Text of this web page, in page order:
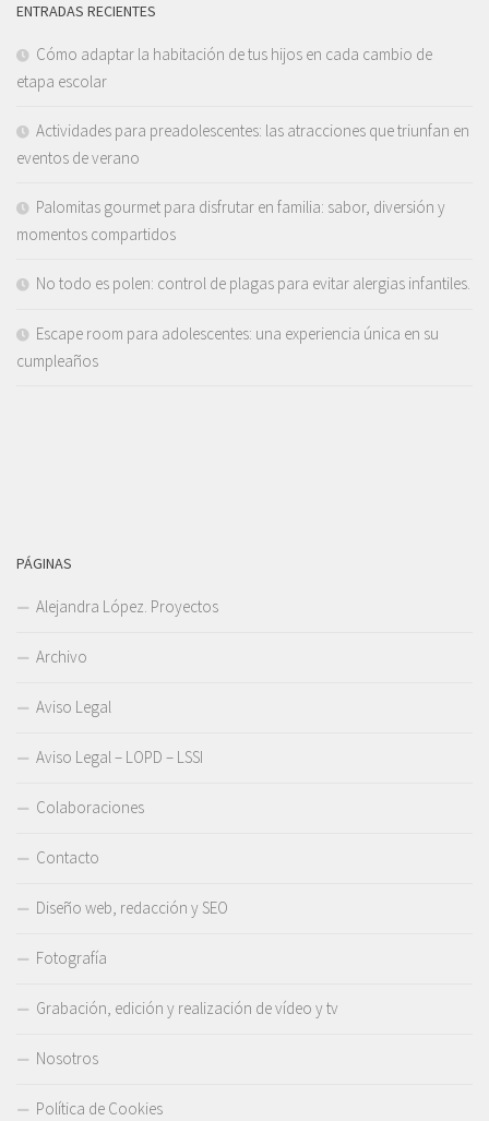
ENTRADAS RECIENTES
Cómo adaptar la habitación de tus hijos en cada cambio de
etapa escolar
Actividades para preadolescentes: las atracciones que triunfan en
eventos de verano
Palomitas gourmet para disfrutar en familia: sabor, diversión y
momentos compartidos
No todo es polen: control de plagas para evitar alergias infantiles.
Escape room para adolescentes: una experiencia única en su
cumpleaños
PÁGINAS
Alejandra López. Proyectos
Archivo
Aviso Legal
Aviso Legal – LOPD – LSSI
Colaboraciones
Contacto
Diseño web, redacción y SEO
Fotografía
Grabación, edición y realización de vídeo y tv
Nosotros
Política de Cookies